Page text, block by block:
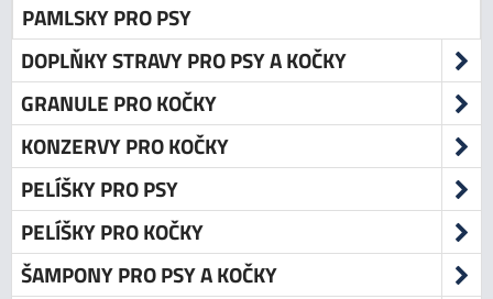
PAMLSKY PRO PSY
DOPLŇKY STRAVY PRO PSY A KOČKY
GRANULE PRO KOČKY
KONZERVY PRO KOČKY
PELÍŠKY PRO PSY
PELÍŠKY PRO KOČKY
ŠAMPONY PRO PSY A KOČKY